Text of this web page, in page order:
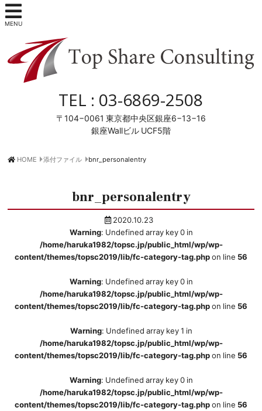
MENU
〒104−0061 東京都中央区銀座6−13−16
銀座Wallビル UCF5階
TEL : 03-6869-2508
HOME 添付ファイル bnr_personalentry
bnr_personalentry
2020.10.23
Warning: Undefined array key 0 in
/home/haruka1982/topsc.jp/public_html/wp/wp-
content/themes/topsc2019/lib/fc-category-tag.phpon line 56
Warning: Undefined array key 0 in
/home/haruka1982/topsc.jp/public_html/wp/wp-
content/themes/topsc2019/lib/fc-category-tag.phpon line 56
Warning: Undefined array key 1 in
/home/haruka1982/topsc.jp/public_html/wp/wp-
content/themes/topsc2019/lib/fc-category-tag.phpon line 56
Warning: Undefined array key 0 in
/home/haruka1982/topsc.jp/public_html/wp/wp-
content/themes/topsc2019/lib/fc-category-tag.phpon line 56